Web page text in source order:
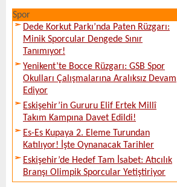
Spor
Dede Korkut Parkı’nda Paten Rüzgarı:
Minik Sporcular Dengede Sınır
Tanımıyor!
Yenikent’te Bocce Rüzgarı: GSB Spor
Okulları Çalışmalarına Aralıksız Devam
Ediyor
Eskişehir’in Gururu Elif Ertek Millî
Takım Kampına Davet Edildi!
Es-Es Kupaya 2. Eleme Turundan
Katılıyor! İşte Oynanacak Tarihler
Eskişehir’de Hedef Tam İsabet: Atıcılık
Branşı Olimpik Sporcular Yetiştiriyor